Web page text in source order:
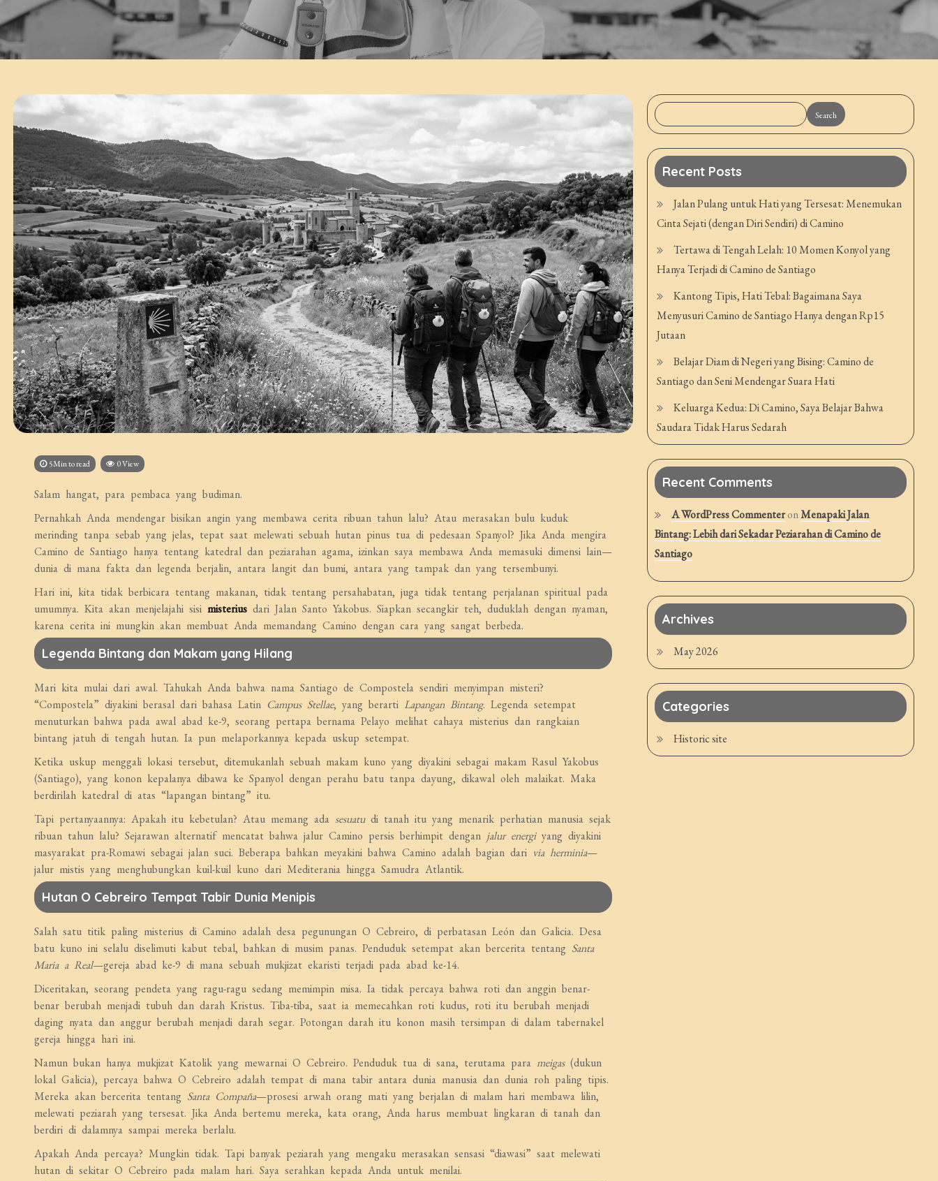
5Min to read 0 View
Salam hangat, para pembaca yang budiman.
Pernahkah Anda mendengar bisikan angin yang membawa cerita ribuan tahun lalu? Atau merasakan bulu kuduk
merinding tanpa sebab yang jelas, tepat saat melewati sebuah hutan pinus tua di pedesaan Spanyol? Jika Anda mengira
Camino de Santiago hanya tentang katedral dan peziarahan agama, izinkan saya membawa Anda memasuki dimensi lain—
dunia di mana fakta dan legenda berjalin, antara langit dan bumi, antara yang tampak dan yang tersembunyi.
Hari ini, kita tidak berbicara tentang makanan, tidak tentang persahabatan, juga tidak tentang perjalanan spiritual pada
umumnya. Kita akan menjelajahi sisi misteriusdari Jalan Santo Yakobus. Siapkan secangkir teh, duduklah dengan nyaman,
karena cerita ini mungkin akan membuat Anda memandang Camino dengan cara yang sangat berbeda.
Legenda Bintang dan Makam yang Hilang
Mari kita mulai dari awal. Tahukah Anda bahwa nama Santiago de Compostela sendiri menyimpan misteri?
“Compostela” diyakini berasal dari bahasa Latin Campus Stellae, yang berarti Lapangan Bintang. Legenda setempat
menuturkan bahwa pada awal abad ke-9, seorang pertapa bernama Pelayo melihat cahaya misterius dan rangkaian
bintang jatuh di tengah hutan. Ia pun melaporkannya kepada uskup setempat.
Ketika uskup menggali lokasi tersebut, ditemukanlah sebuah makam kuno yang diyakini sebagai makam Rasul Yakobus
(Santiago), yang konon kepalanya dibawa ke Spanyol dengan perahu batu tanpa dayung, dikawal oleh malaikat. Maka
berdirilah katedral di atas “lapangan bintang” itu.
Tapi pertanyaannya: Apakah itu kebetulan? Atau memang ada sesuatudi tanah itu yang menarik perhatian manusia sejak
ribuan tahun lalu? Sejarawan alternatif mencatat bahwa jalur Camino persis berhimpit dengan jalur energiyang diyakini
masyarakat pra-Romawi sebagai jalan suci. Beberapa bahkan meyakini bahwa Camino adalah bagian dari via herminia—
jalur mistis yang menghubungkan kuil-kuil kuno dari Mediterania hingga Samudra Atlantik.
Hutan O Cebreiro Tempat Tabir Dunia Menipis
Salah satu titik paling misterius di Camino adalah desa pegunungan O Cebreiro, di perbatasan León dan Galicia. Desa
batu kuno ini selalu diselimuti kabut tebal, bahkan di musim panas. Penduduk setempat akan bercerita tentang Santa
Maria a Real—gereja abad ke-9 di mana sebuah mukjizat ekaristi terjadi pada abad ke-14.
Diceritakan, seorang pendeta yang ragu-ragu sedang memimpin misa. Ia tidak percaya bahwa roti dan anggin benar-
benar berubah menjadi tubuh dan darah Kristus. Tiba-tiba, saat ia memecahkan roti kudus, roti itu berubah menjadi
daging nyata dan anggur berubah menjadi darah segar. Potongan darah itu konon masih tersimpan di dalam tabernakel
gereja hingga hari ini.
Namun bukan hanya mukjizat Katolik yang mewarnai O Cebreiro. Penduduk tua di sana, terutama para meigas(dukun
lokal Galicia), percaya bahwa O Cebreiro adalah tempat di mana tabir antara dunia manusia dan dunia roh paling tipis.
Mereka akan bercerita tentang Santa Compaña—prosesi arwah orang mati yang berjalan di malam hari membawa lilin,
melewati peziarah yang tersesat. Jika Anda bertemu mereka, kata orang, Anda harus membuat lingkaran di tanah dan
berdiri di dalamnya sampai mereka berlalu.
Apakah Anda percaya? Mungkin tidak. Tapi banyak peziarah yang mengaku merasakan sensasi “diawasi” saat melewati
hutan di sekitar O Cebreiro pada malam hari. Saya serahkan kepada Anda untuk menilai.
Search
Recent Posts
Jalan Pulang untuk Hati yang Tersesat: Menemukan
Cinta Sejati (dengan Diri Sendiri) di Camino
Tertawa di Tengah Lelah: 10 Momen Konyol yang
Hanya Terjadi di Camino de Santiago
Kantong Tipis, Hati Tebal: Bagaimana Saya
Menyusuri Camino de Santiago Hanya dengan Rp15
Jutaan
Belajar Diam di Negeri yang Bising: Camino de
Santiago dan Seni Mendengar Suara Hati
Keluarga Kedua: Di Camino, Saya Belajar Bahwa
Saudara Tidak Harus Sedarah
Recent Comments
A WordPress CommenteronMenapaki Jalan
Bintang: Lebih dari Sekadar Peziarahan di Camino de
Santiago
Archives
May 2026
Categories
Historic site